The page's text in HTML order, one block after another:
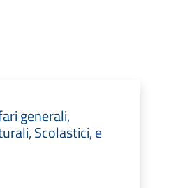
generali,
Scolastici, e